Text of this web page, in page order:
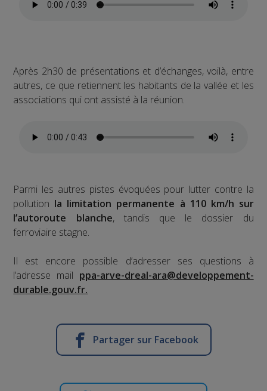
Après 2h30 de présentations et d’échanges, voilà, entre
autres, ce que retiennent les habitants de la vallée et les
associations qui ont assisté à la réunion.
Parmi les autres pistes évoquées pour lutter contre la
pollution la limitation permanente à 110 km/h sur
l’autoroute blanche, tandis que le dossier du
ferroviaire stagne.
Il est encore possible d’adresser ses questions à
l’adresse mail ppa-arve-dreal-ara@developpement-
durable.gouv.fr.
Partager sur Facebook